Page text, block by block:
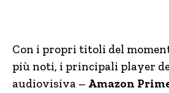
Con i propri titoli del
più noti, i principali player
audiovisiva – Amazon